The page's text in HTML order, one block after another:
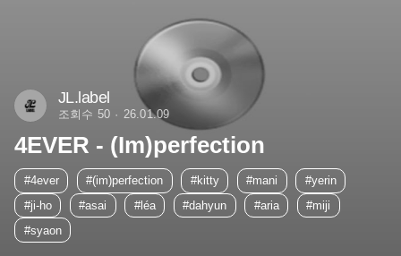
JL.label
조회수 50 26.01.09
4EVER - (Im)perfection
#4ever #(im)perfection #kitty #mani
#yerin
#ji-ho
#asai #léa #dahyun #aria
#miji
#syaon